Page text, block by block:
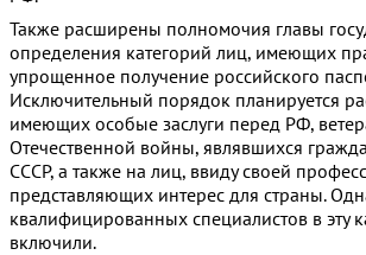
Также расширены полномочия главы
определения категорий лиц, имеющих
упрощенное получение российского
Исключительный порядок планируется
имеющих особые заслуги перед РФ,
Отечественной войны, являвшихся
СССР, а также на лиц, ввиду своей
представляющих интерес для страны.
квалифицированных специалистов в эту
включили.